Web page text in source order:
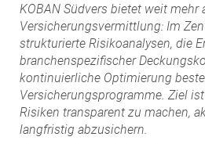
KOBAN Südvers bietet weit mehr
Versicherungsvermittlung: Im
strukturierte Risikoanalysen, die
branchenspezifischer
kontinuierliche Optimierung
Versicherungsprogramme. Ziel
Risiken transparent zu machen,
langfristig abzusichern.